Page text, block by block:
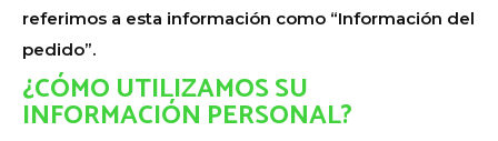
referimos a esta información como “Información del
pedido”.
¿CÓMO UTILIZAMOS SU
INFORMACIÓN PERSONAL?